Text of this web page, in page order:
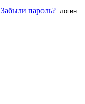
Забыли пароль?